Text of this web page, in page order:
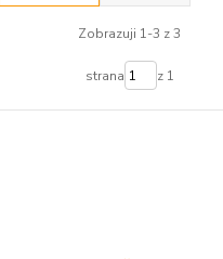
Zobrazuji 1-3 z 3
strana z 1